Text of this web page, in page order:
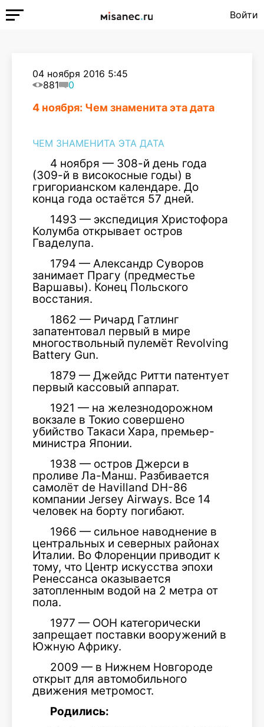
Войти
04 ноября 2016 5:45
881
0
4 ноября: Чем знаменита эта дата
ЧЕМ ЗНАМЕНИТА ЭТА ДАТА
4 ноября — 308-й день года
(309-й в високосные годы) в
григорианском календаре. До
конца года остаётся 57 дней.
1493 — экспедиция Христофора
Колумба открывает остров
Гваделупа.
1794 — Александр Суворов
занимает Прагу (предместье
Варшавы). Конец Польского
восстания.
1862 — Ричард Гатлинг
запатентовал первый в мире
многоствольный пулемёт Revolving
Battery Gun.
1879 — Джейдс Ритти патентует
первый кассовый аппарат.
1921 — на железнодорожном
вокзале в Токио совершено
убийство Такаси Хара, премьер-
министра Японии.
1938 — остров Джерси в
проливе Ла-Манш. Разбивается
самолёт de Havilland DH-86
компании Jersey Airways. Все 14
человек на борту погибают.
1966 — сильное наводнение в
центральных и северных районах
Италии. Во Флоренции приводит к
тому, что Центр искусства эпохи
Ренессанса оказывается
затопленным водой на 2 метра от
пола.
1977 — ООН категорически
запрещает поставки вооружений в
Южную Африку.
2009 — в Нижнем Новгороде
открыт для автомобильного
движения метромост.
Родились: